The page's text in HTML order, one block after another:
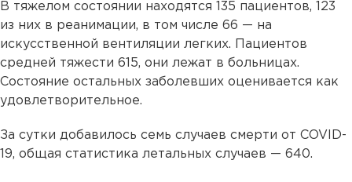
В тяжелом состоянии находятся 135 пациентов, 123
из них в реанимации, в том числе 66 — на
искусственной вентиляции легких. Пациентов
средней тяжести 615, они лежат в больницах.
Состояние остальных заболевших оценивается как
удовлетворительное.
За сутки добавилось семь случаев смерти от COVID-
19, общая статистика летальных случаев — 640.